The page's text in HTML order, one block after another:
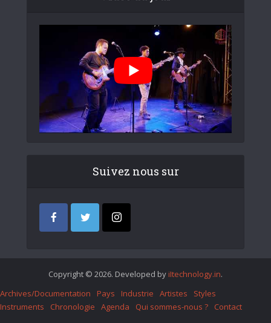
Suivez nous sur
Copyright © 2026. Developed by iItechnology.in.
Archives/Documentation
Pays Industrie Artistes
Styles
Instruments
Chronologie Agenda Qui sommes-nous ? Contact